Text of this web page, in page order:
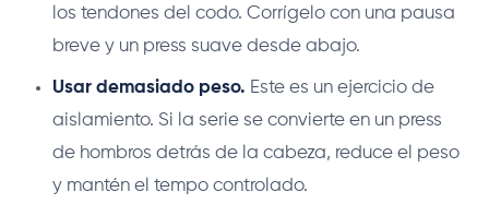
los tendones del codo. Corrígelo con una pausa
breve y un press suave desde abajo.
Usar demasiado peso. Este es un ejercicio de
aislamiento. Si la serie se convierte en un press
de hombros detrás de la cabeza, reduce el peso
y mantén el tempo controlado.